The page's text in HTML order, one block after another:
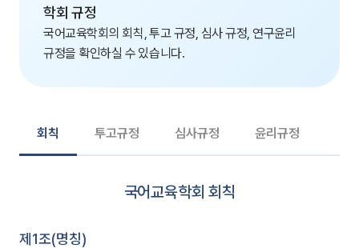
학회 규정
국어교육학회의 회칙, 투고 규정, 심사 규정, 연구윤리
규정을 확인하실 수 있습니다.
회칙 투고규정 심사규정 윤리규정
국어교육학회 회칙
제1조(명칭)